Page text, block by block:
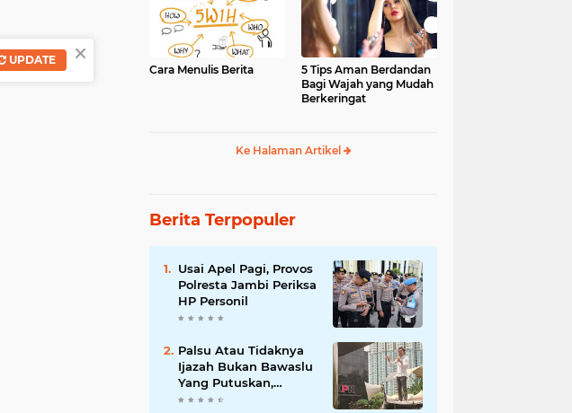
Cara Menulis Berita
5 Tips Aman Berdandan
Bagi Wajah yang Mudah
Berkeringat
Ke Halaman Artikel
Berita Terpopuler
Usai Apel Pagi, Provos
Polresta Jambi Periksa
HP Personil
Palsu Atau Tidaknya
Ijazah Bukan Bawaslu
Yang Putuskan,
Tunggu Proses Hukum
×
UPDATE